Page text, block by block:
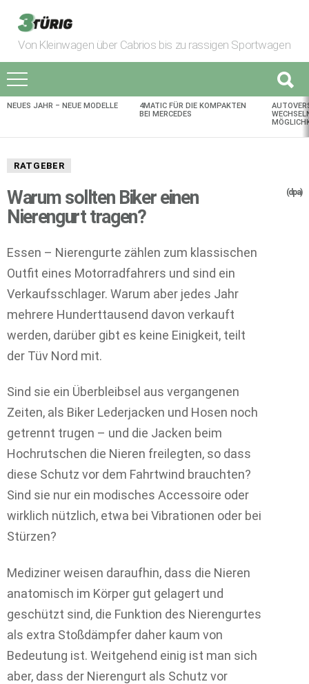
Von Kleinwagen über Cabrios bis zu rassigen Sportwagen
AKTUELLES
NEUES JAHR – NEUE MODELLE
4MATIC FÜR DIE KOMPAKTEN
BEI MERCEDES
RATGEBER
Warum sollten Biker einen
Nierengurt tragen?
(dpa)
Essen – Nierengurte zählen zum klassischen
Outfit eines Motorradfahrers und sind ein
Verkaufsschlager. Warum aber jedes Jahr
mehrere Hunderttausend davon verkauft
werden, darüber gibt es keine Einigkeit, teilt
der Tüv Nord mit.
Sind sie ein Überbleibsel aus vergangenen
Zeiten, als Biker Lederjacken und Hosen noch
getrennt trugen – und die Jacken beim
Hochrutschen die Nieren freilegten, so dass
diese Schutz vor dem Fahrtwind brauchten?
Sind sie nur ein modisches Accessoire oder
wirklich nützlich, etwa bei Vibrationen oder bei
Stürzen?
Mediziner weisen daraufhin, dass die Nieren
anatomisch im Körper gut gelagert und
geschützt sind, die Funktion des Nierengurtes
als extra Stoßdämpfer daher kaum von
Bedeutung ist. Weitgehend einig ist man sich
aber, dass der Nierengurt als Schutz vor